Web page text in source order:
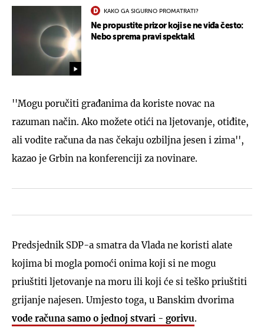
KAKO GA SIGURNO PROMATRATI?
Ne propustite prizor koji se ne viđa često:
Nebo sprema pravi spektakl
''Mogu poručiti građanima da koriste novac na
razuman način. Ako možete otići na ljetovanje, otiđite,
ali vodite računa da nas čekaju ozbiljna jesen i zima'',
kazao je Grbin na konferenciji za novinare.
Predsjednik SDP-a smatra da Vlada ne koristi alate
kojima bi mogla pomoći onima koji si ne mogu
priuštiti ljetovanje na moru ili koji će si teško priuštiti
grijanje najesen. Umjesto toga, u Banskim dvorima
vode računa samo o jednoj stvari - gorivu.